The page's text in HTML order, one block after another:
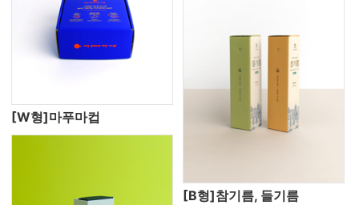
[W형]마푸마컵
[B형]참기름, 들기름